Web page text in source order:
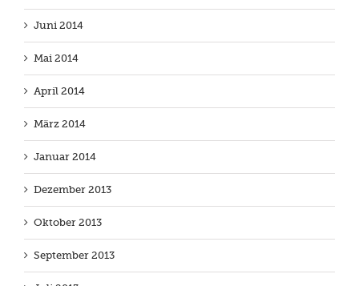
Juni 2014
Mai 2014
April 2014
März 2014
Januar 2014
Dezember 2013
Oktober 2013
September 2013